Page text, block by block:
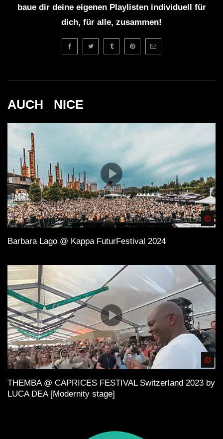
baue dir deine eigenen Playlisten individuell für
dich, für alle, zusammen!
AUCH _NICE
Barbara Lago @ Kappa FuturFestival 2024
THEMBA @ CAPRICES FESTIVAL Switzerland 2023 by
LUCA DEA [Modernity stage]